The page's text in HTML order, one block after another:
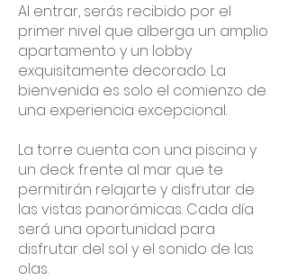
Al entrar, serás recibido por el
primer nivel que alberga un amplio
apartamento y un lobby
exquisitamente decorado. La
bienvenida es solo el comienzo de
una experiencia excepcional.
La torre cuenta con una piscina y
un deck frente al mar que te
permitirán relajarte y disfrutar de
las vistas panorámicas. Cada día
será una oportunidad para
disfrutar del sol y el sonido de las
olas.